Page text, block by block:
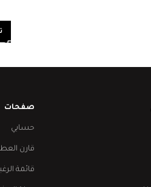
صفحات
حسابي
قارن
قائمة